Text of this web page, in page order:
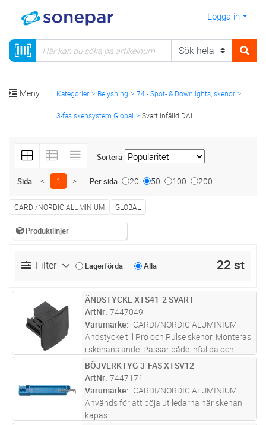
Logga in
Meny Kategorier Belysning 74 - Spot- & Downlights, skenor
3-fas skensystem Global Svart infälld DALI
Sortera
Sida < 1 > Per sida 20 50 100 200
CARDI/NORDIC ALUMINIUM GLOBAL
Produktlinjer
Filter Lagerförda Alla 22 st
ST Lägg i kundvagn
ÄNDSTYCKE XTS41-2 SVART
ArtNr 7447049
Varumärke
CARDI/NORDIC ALUMINIUM
Ändstycke till Pro och Pulse skenor. Monteras
i skenans ände. Passar både infällda och
utanpåliggande skenor.
ST Lägg i kundvagn
BÖJVERKTYG 3-FAS XTSV12
ArtNr 7447171
Varumärke
CARDI/NORDIC ALUMINIUM
Används för att böja ut ledarna när skenan
kapas.